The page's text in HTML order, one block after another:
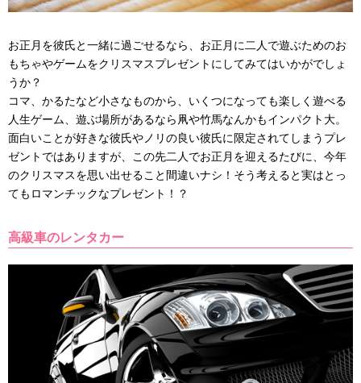
お正月を彼氏と一緒に過ごせるなら、お正月に二人で遊ぶためのお
もちゃやゲームをクリスマスプレゼントにしてみてはいかがでしょ
うか？
コマ、かるたなど小さなものから、いくつになっても楽しく遊べる
人生ゲーム、遊ぶ場所があるなら凧や竹馬なんかもインパクト大。
面白いことが好きな彼氏やノリの良い彼氏に限定されてしまうプレ
ゼントではありますが、この先二人でお正月を迎えるたびに、今年
のクリスマスを思い出せること間違いナシ！そう考えると実はとっ
てもロマンチックなプレゼント！？
高級車のレンタカー